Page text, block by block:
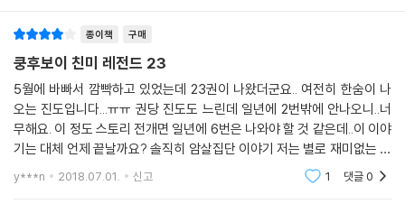
종이책 구매
쿵후보이 친미 레전드 23
5월에 바빠서 깜빡하고 있었는데 23권이 나왔더군요.. 여전히 한숨이 나
오는 진도입니다...ㅠㅠ 권당 진도도 느린데 일년에 2번밖에 안나오니..너
무해요. 이 정도 스토리 전개면 일년에 6번은 나와야 할 것 같은데..이 이야
기는 대체 언제 끝날까요? 솔직히 암살집단 이야기 저는 별로 재미없는 에
피소드라.. 이번 권도 별다른 진도는 못나갔네요. 구간을 사스 대대장이 자
기 아들이라고
y***n 2018.07.01. 신고 1 댓글0